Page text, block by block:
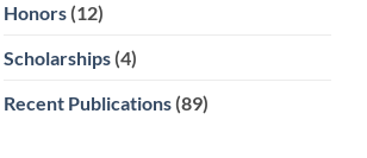
Honors (12)
Scholarships (4)
Recent Publications (89)